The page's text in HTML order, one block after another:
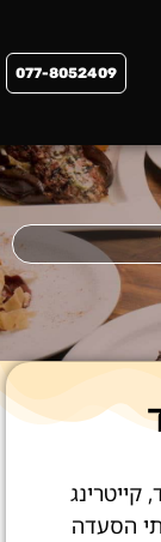
077-8052409
הסעדה